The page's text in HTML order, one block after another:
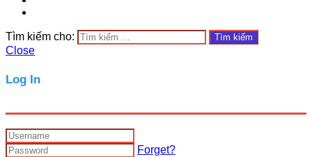
Tìm kiếm cho:
Close
Log In
Forget?